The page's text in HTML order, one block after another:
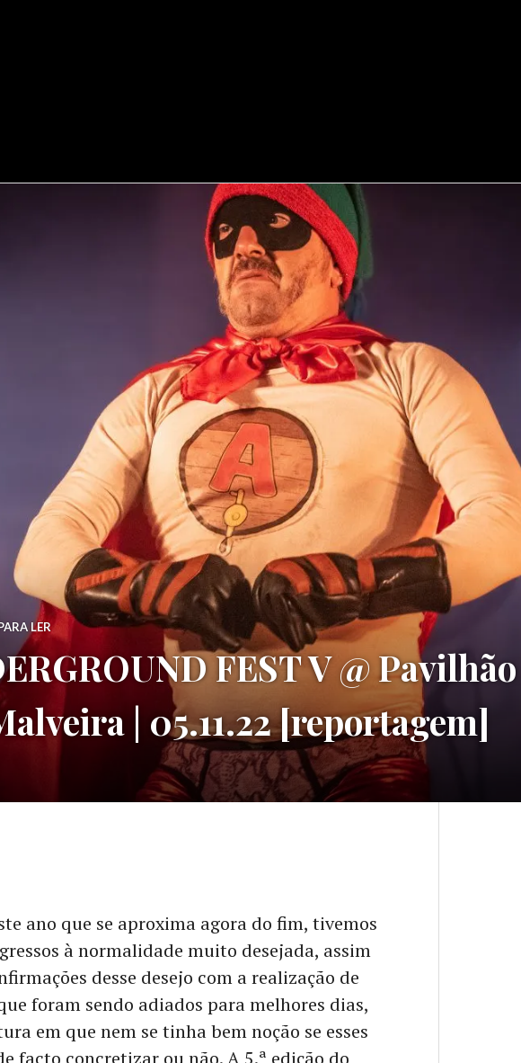
LER
FEST V @ Pavilhão
| 05.11.22 [reportagem]
ano que se aproxima agora do fim, tivemos
à normalidade muito desejada, assim
desse desejo com a realização de
foram sendo adiados para melhores dias,
em que nem se tinha bem noção se esses